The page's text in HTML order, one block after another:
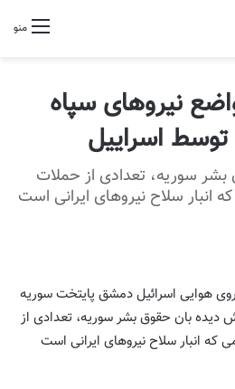
منو
نیروهای سپاه
اسراییل
سوریه، تعدادی از حملات
انبار سلاح نیروهای ایرانی است
فروردین، نیروی هوایی اسرائیل دمشق پایتخت سوریه
دیده بان حقوق بشر سوریه، تعدادی از
انبار سلاح نیروهای ایرانی است